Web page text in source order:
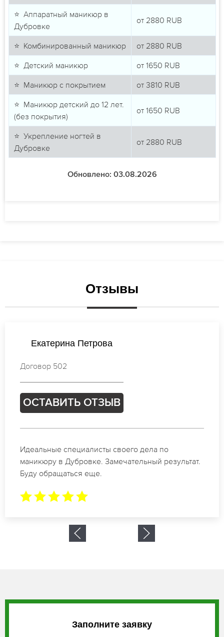
⭐ Аппаратный маникюр в
Дубровке
от 2880 RUB
⭐ Комбинированный маникюр от 2880 RUB
⭐ Детский маникюр от 1650 RUB
⭐ Маникюр с покрытием от 3810 RUB
⭐ Маникюр детский до 12 лет.
(без покрытия)
от 1650 RUB
⭐ Укрепление ногтей в
Дубровке
от 2880 RUB
Обновлено: 03.08.2026
Отзывы
Ирина Михайлова
Договор 995
ОСТАВИТЬ ОТЗЫВ
Спасибо огромное. Заказывала маникюр на день
рождение в Дубровке. За 1.5 часа все было
готово.
Заполните заявку